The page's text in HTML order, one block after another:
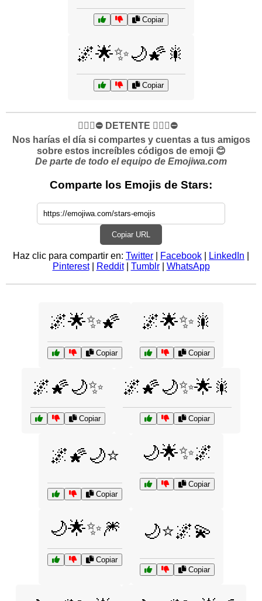
Copiar
🌌🌟✨🌙🌠🎇
Copiar
✋🏻🛑⛔️ DETENTE ✋🏻🛑⛔️
Nos harías el día si compartes y cuentas a tus amigos
sobre estos increíbles códigos de emoji 😊
De parte de todo el equipo de Emojiwa.com
Comparte los Emojis de Stars:
Copiar URL
Haz clic para compartir en: Twitter Facebook LinkedIn
Pinterest| Reddit| Tumblr| WhatsApp
🌌🌟✨🌠
Copiar
🌌🌟✨🎇
Copiar
🌌🌠🌙✨
Copiar
🌌🌠🌙✨🌟🎇
Copiar
🌌🌠🌙⭐
Copiar
🌙🌟✨🌌
Copiar
🌙🌟✨🎆
Copiar
🌙⭐🌌💫
Copiar